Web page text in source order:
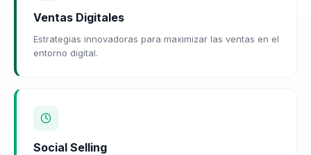
Ventas Digitales
Estrategias innovadoras para maximizar las ventas en el
entorno digital.
Social Selling